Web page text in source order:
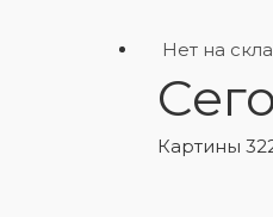
Нет на
Картины